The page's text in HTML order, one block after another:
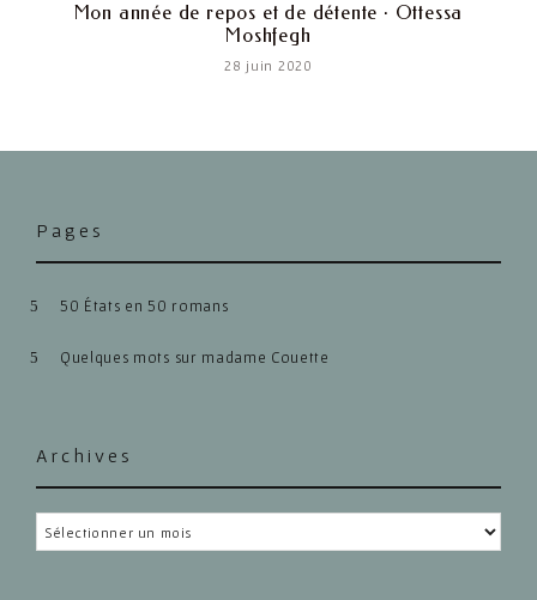
Mon année de repos et de détente · Ottessa
Moshfegh
28 juin 2020
Pages
50 États en 50 romans
Quelques mots sur madame Couette
Archives
Archives